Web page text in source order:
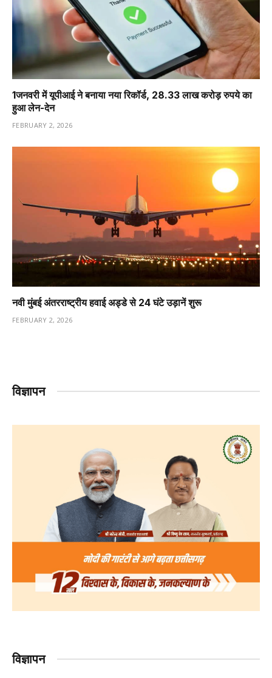
1️जनवरी में यूपीआई ने बनाया नया रिकॉर्ड, 28.33 लाख करोड़ रुपये का
हुआ लेन-देन
FEBRUARY 2, 2026
नवी मुंबई अंतरराष्ट्रीय हवाई अड्डे से 24 घंटे उड़ानें शुरू
FEBRUARY 2, 2026
विज्ञापन
विज्ञापन